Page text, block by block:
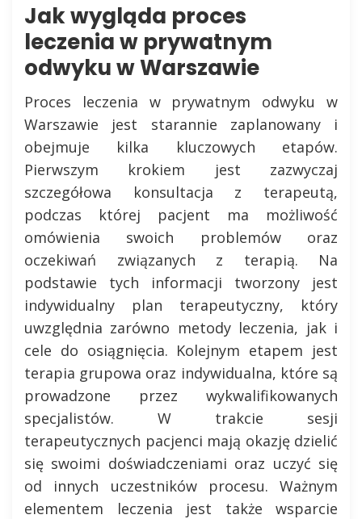
Jak wygląda proces
leczenia w prywatnym
odwyku w Warszawie
Proces leczenia w prywatnym odwyku w
Warszawie jest starannie zaplanowany i
obejmuje kilka kluczowych etapów.
Pierwszym krokiem jest zazwyczaj
szczegółowa konsultacja z terapeutą,
podczas której pacjent ma możliwość
omówienia swoich problemów oraz
oczekiwań związanych z terapią. Na
podstawie tych informacji tworzony jest
indywidualny plan terapeutyczny, który
uwzględnia zarówno metody leczenia, jak i
cele do osiągnięcia. Kolejnym etapem jest
terapia grupowa oraz indywidualna, które są
prowadzone przez wykwalifikowanych
specjalistów. W trakcie sesji
terapeutycznych pacjenci mają okazję dzielić
się swoimi doświadczeniami oraz uczyć się
od innych uczestników procesu. Ważnym
elementem leczenia jest także wsparcie